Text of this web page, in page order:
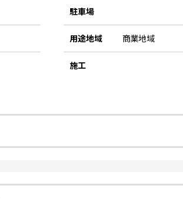
駐車場
用途地域 商業地域
施工